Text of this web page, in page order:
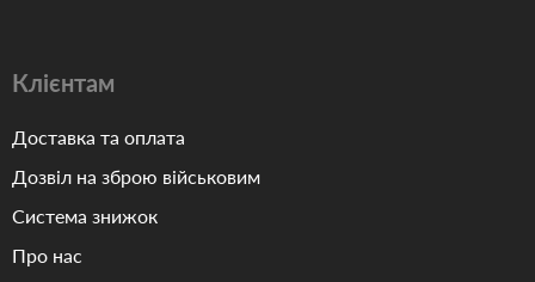
Клієнтам
Доставка та оплата
Дозвіл на зброю військовим
Система знижок
Про нас